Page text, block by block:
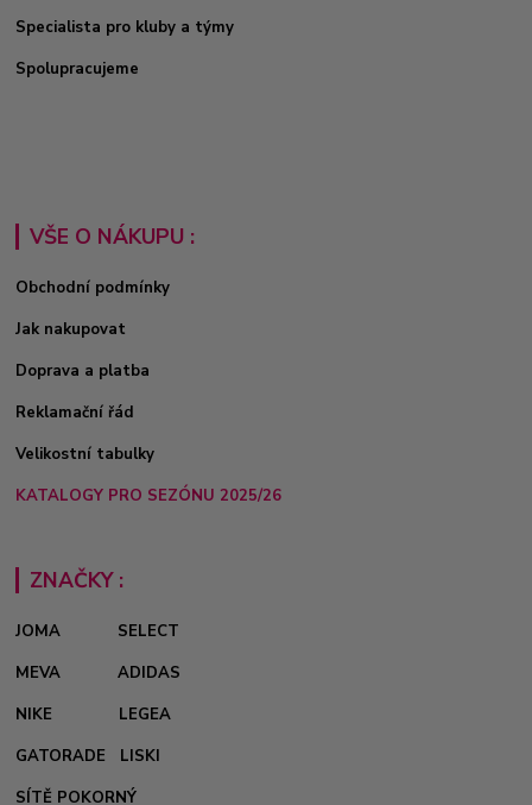
Specialista pro kluby a týmy
Spolupracujeme
VŠE O NÁKUPU :
Obchodní podmínky
Jak nakupovat
Doprava a platba
Reklamační řád
Velikostní tabulky
KATALOGY PRO SEZÓNU 2025/26
ZNAČKY :
JOMA
SELECT
MEVA
ADIDAS
NIKE
LEGEA
GATORADE
LISKI
SÍTĚ POKORNÝ